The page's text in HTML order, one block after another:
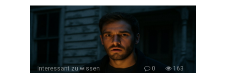
Interessant zu wissen 0 163